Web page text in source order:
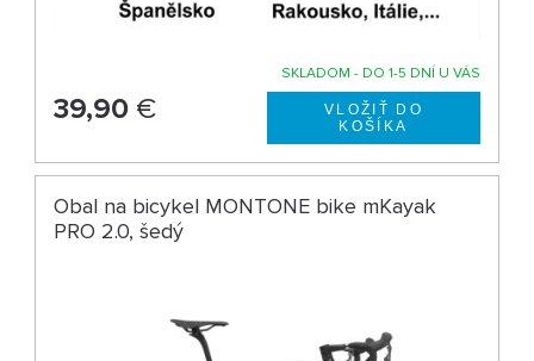
SKLADOM - DO 1-5 DNÍ U VÁS
39,90 €
Obal na bicykel MONTONE bike mKayak
PRO 2.0, šedý